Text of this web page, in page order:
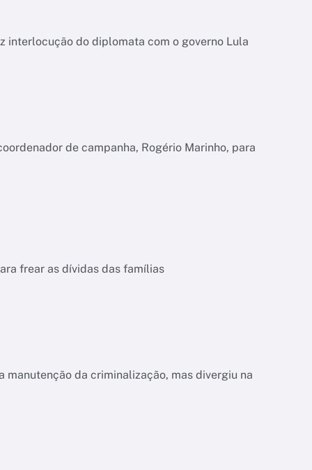
interlocução do diplomata com o governo Lula
de campanha, Rogério Marinho, para
frear as dívidas das famílias
da criminalização, mas divergiu na